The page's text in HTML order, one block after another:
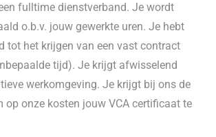
fulltime dienstverband. Je wordt
o.b.v. jouw gewerkte uren. Je hebt
tot het krijgen van een vast contract
tijd). Je krijgt afwisselend
werkomgeving. Je krijgt bij ons de
op onze kosten jouw VCA certificaat te